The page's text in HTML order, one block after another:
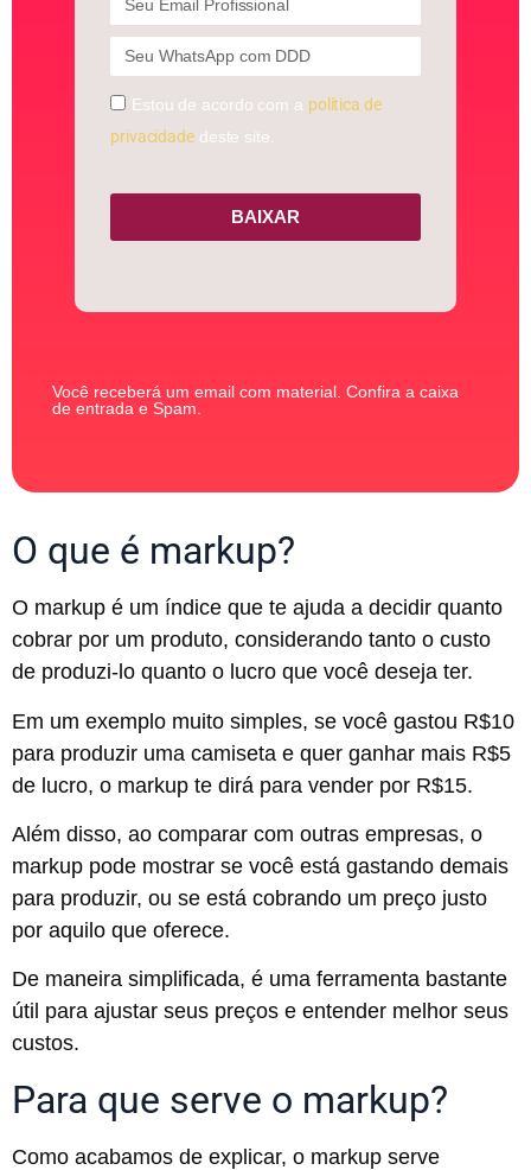
Estou de acordo com a política de
privacidadedeste site.
BAIXAR
Você receberá um email com material. Confira a caixa
de entrada e Spam.
O que é markup?
O markup é um índice que te ajuda a decidir quanto
cobrar por um produto, considerando tanto o custo
de produzi-lo quanto o lucro que você deseja ter.
Em um exemplo muito simples, se você gastou R$10
para produzir uma camiseta e quer ganhar mais R$5
de lucro, o markup te dirá para vender por R$15.
Além disso, ao comparar com outras empresas, o
markup pode mostrar se você está gastando demais
para produzir, ou se está cobrando um preço justo
por aquilo que oferece.
De maneira simplificada, é uma ferramenta bastante
útil para ajustar seus preços e entender melhor seus
custos.
Para que serve o markup?
Como acabamos de explicar, o markup serve